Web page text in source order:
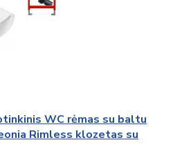
WC rėmas su baltu
Rimless klozetas su